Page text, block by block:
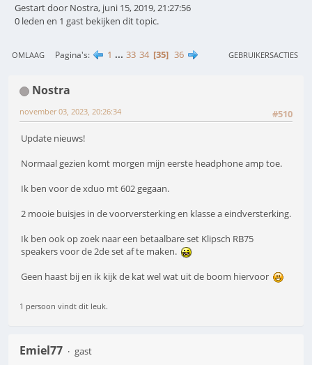
Gestart door Nostra, juni 15, 2019, 21:27:56
0 leden en 1 gast bekijken dit topic.
OMLAAG Pagina's 1 ... 33 34 35 36 GEBRUIKERSACTIES
Nostra
#510
november 03, 2023, 20:26:34
Update nieuws!
Normaal gezien komt morgen mijn eerste headphone amp toe.
Ik ben voor de xduo mt 602 gegaan.
2 mooie buisjes in de voorversterking en klasse a eindversterking.
Ik ben ook op zoek naar een betaalbare set Klipsch RB75
speakers voor de 2de set af te maken.
Geen haast bij en ik kijk de kat wel wat uit de boom hiervoor
1 persoon vindt dit leuk.
Emiel77
gast